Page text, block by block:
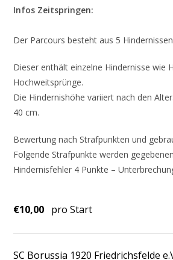
Infos Zeitspringen:
Der Parcours besteht aus 5
Dieser enthält einzelne Hindernisse wie
Hochweitsprünge.
Die Hindernishöhe variiert nach den
40 cm.
Bewertung nach Strafpunkten und
Folgende Strafpunkte werden
Hindernisfehler 4 Punkte –
€10,00 pro Start
SC Borussia 1920 Friedrichsfelde